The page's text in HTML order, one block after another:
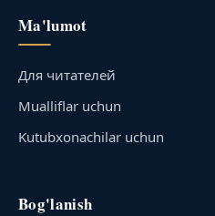
Ma'lumot
Для читателей
Mualliflar uchun
Kutubxonachilar uchun
Bog'lanish